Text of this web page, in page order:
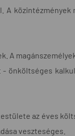
A
önköltséges
az éves
veszteséges.